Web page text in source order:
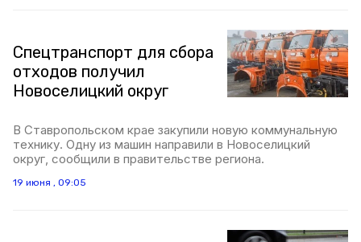
Спецтранспорт для сбора
отходов получил
Новоселицкий округ
В Ставропольском крае закупили новую коммунальную
технику. Одну из машин направили в Новоселицкий
округ, сообщили в правительстве региона.
19 июня , 09:05